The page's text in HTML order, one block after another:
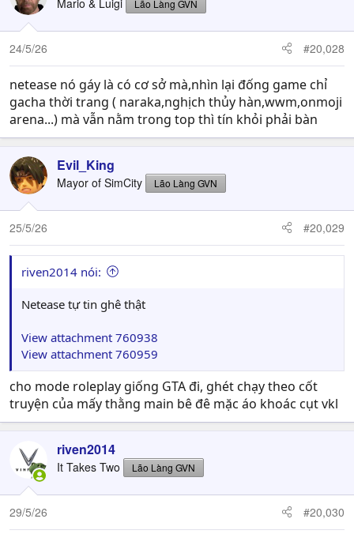
Lão Làng GVN
24/5/26 #20,028
netease nó gáy là có cơ sở mà,nhìn lại đống game chỉ
gacha thời trang ( naraka,nghịch thủy hàn,wwm,onmoji
arena...) mà vẫn nằm trong top thì tín khỏi phải bàn
Evil_King
Mayor of SimCity Lão Làng GVN
25/5/26 #20,029
riven2014 nói:
Netease tự tin ghê thật
View attachment 760938
View attachment 760959
cho mode roleplay giống GTA đi, ghét chạy theo cốt
truyện của mấy thằng main bê đê mặc áo khoác cụt vkl
riven2014
It Takes Two Lão Làng GVN
29/5/26 #20,030